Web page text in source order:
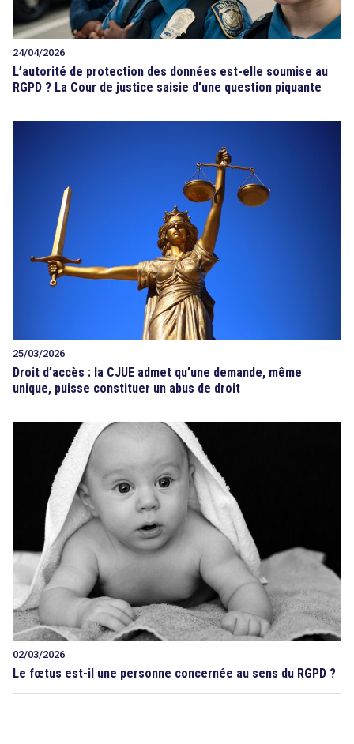
24/04/2026
L’autorité de protection des données est-elle soumise au
RGPD ? La Cour de justice saisie d’une question piquante
25/03/2026
Droit d’accès : la CJUE admet qu’une demande, même
unique, puisse constituer un abus de droit
02/03/2026
Le fœtus est-il une personne concernée au sens du RGPD ?